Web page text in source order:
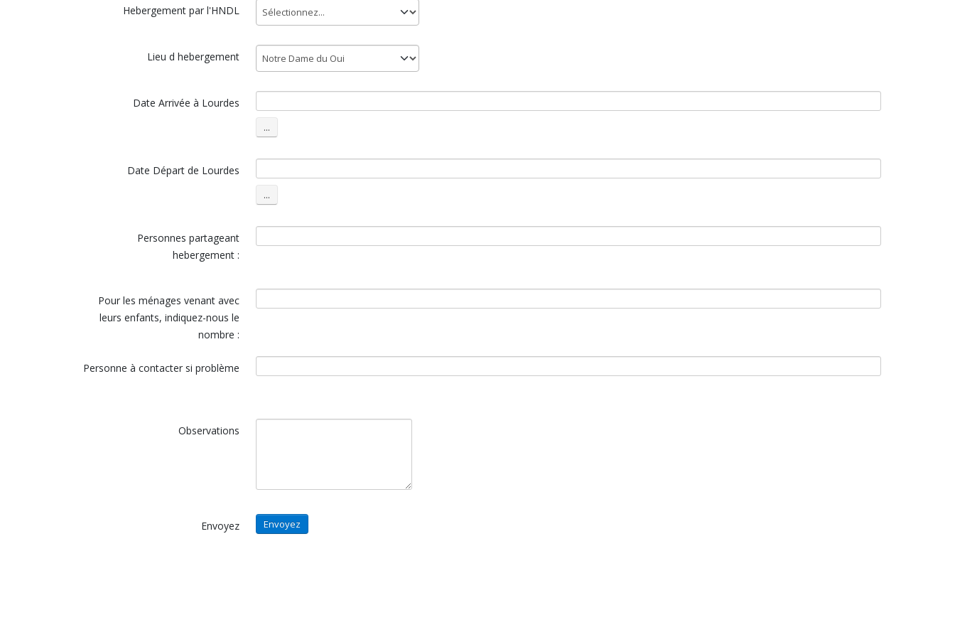
Hebergement par l'HNDL
Lieu d hebergement
Date Arrivée à Lourdes
Date Départ de Lourdes
Personnes partageant
hebergement :
Pour les ménages venant avec
leurs enfants, indiquez-nous le
nombre :
Personne à contacter si problème
Observations
Envoyez Envoyez